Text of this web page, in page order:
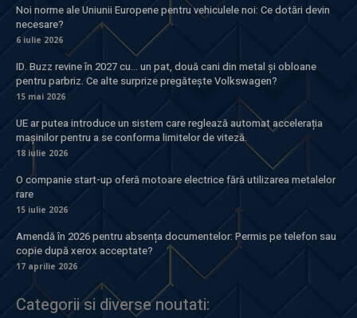
Noi norme ale Uniunii Europene pentru vehiculele noi: Ce dotări devin
necesare?
6 iulie 2026
ID. Buzz revine în 2027 cu… un pat, două cani din metal și obloane
pentru parbriz. Ce alte surprize pregătește Volkswagen?
15 mai 2026
UE ar putea introduce un sistem care reglează automat accelerația
mașinilor pentru a se conforma limitelor de viteză.
18 iulie 2026
O companie start-up oferă motoare electrice fără utilizarea metalelor
rare
15 iulie 2026
Amendă în 2026 pentru absența documentelor: Permis pe telefon sau
copie după xerox acceptate?
17 aprilie 2026
Categorii si diverse noutati: